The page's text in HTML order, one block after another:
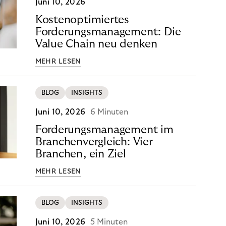
Juni 10, 2026
Kostenoptimiertes
Forderungsmanagement: Die
Value Chain neu denken
MEHR LESEN
BLOG INSIGHTS
Juni 10, 2026 6 Minuten
Forderungsmanagement im
Branchenvergleich: Vier
Branchen, ein Ziel
MEHR LESEN
BLOG INSIGHTS
Juni 10, 2026 5 Minuten